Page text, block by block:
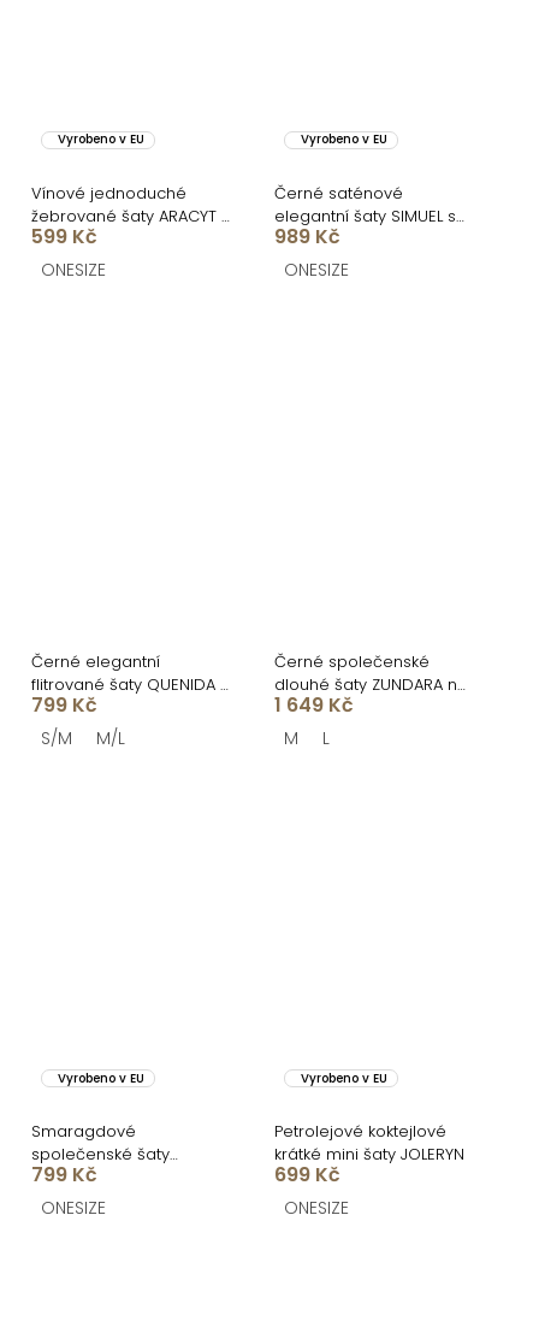
Vyrobeno v EU
Vínové jednoduché
žebrované šaty ARACYT s
rozparkem
599 Kč
ONESIZE
Vyrobeno v EU
Černé saténové
elegantní šaty SIMUEL se
šněrováním
989 Kč
ONESIZE
Černé elegantní
flitrované šaty QUENIDA s
třásněmi
799 Kč
S/M M/L
Černé společenské
dlouhé šaty ZUNDARA na
ramínka
1 649 Kč
M L
Vyrobeno v EU
Smaragdové
společenské šaty
VELMORO s body
799 Kč
ONESIZE
Vyrobeno v EU
Petrolejové koktejlové
krátké mini šaty JOLERYN
699 Kč
ONESIZE